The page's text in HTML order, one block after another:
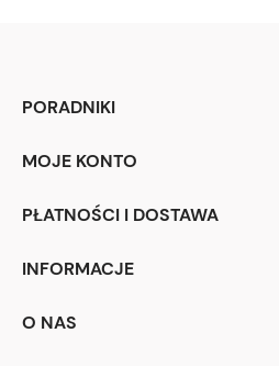
PORADNIKI
MOJE KONTO
PŁATNOŚCI I DOSTAWA
INFORMACJE
O NAS